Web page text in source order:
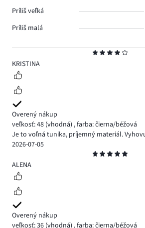
4
KRISTINA
Overený nákup
veľkosť: 48 (vhodná) ,farba: čierna/béžová
Je to voľná tunika, príjemný materiál.
2026-07-05
5
ALENA
Overený nákup
veľkosť: 36 (vhodná) ,farba: čierna/béžová
Príliš veľká
Príliš malá